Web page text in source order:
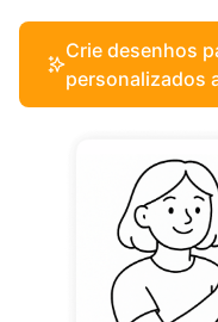
Crie desenhos
personalizados